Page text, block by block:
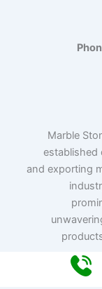
Marble
established
and exporting